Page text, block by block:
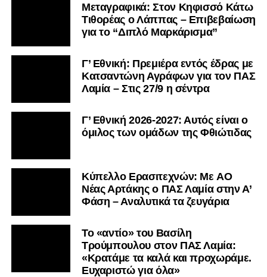
Μεταγραφικά: Στον Κηφισσό Κάτω
Τιθορέας ο Λάππας – Επιβεβαίωση
για το “Διπλό Μαρκάρισμα”
Γ’ Εθνική: Πρεμιέρα εντός έδρας με
Κατσαντώνη Αγράφων για τον ΠΑΣ
Λαμία – Στις 27/9 η σέντρα
Γ’ Εθνική 2026-2027: Αυτός είναι ο
όμιλος των ομάδων της Φθιώτιδας
Kύπελλο Ερασιτεχνών: Με AO
Nέας Αρτάκης ο ΠΑΣ Λαμία στην Α’
Φάση – Αναλυτικά τα ζευγάρια
Το «αντίο» του Βασίλη
Τρούμπουλου στον ΠΑΣ Λαμία:
«Κρατάμε τα καλά και προχωράμε.
Ευχαριστώ για όλα»